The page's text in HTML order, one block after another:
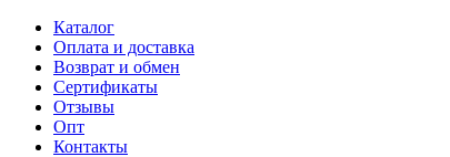
Каталог
Оплата и доставка
Возврат и обмен
Сертификаты
Отзывы
Опт
Контакты